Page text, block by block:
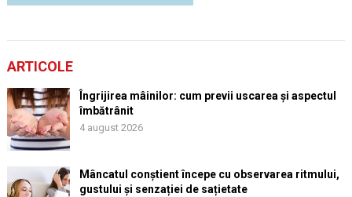
ARTICOLE
Îngrijirea mâinilor: cum previi uscarea și aspectul
îmbătrânit
4 august 2026
Mâncatul conștient începe cu observarea ritmului,
gustului și senzației de sațietate